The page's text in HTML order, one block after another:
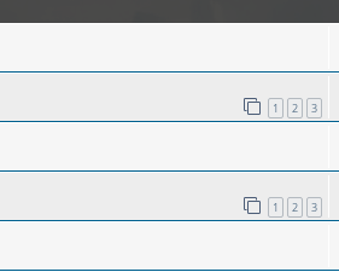
1 2 3
1 2 3